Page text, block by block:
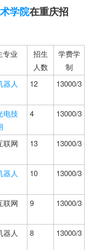
学院在重庆招
专业
招生
人数
学费学
制
器人
12 13000/3
电技
4 13000/3
联网
13 13000/3
器人
10 13000/3
联网
9 13000/3
器人
8 13000/3